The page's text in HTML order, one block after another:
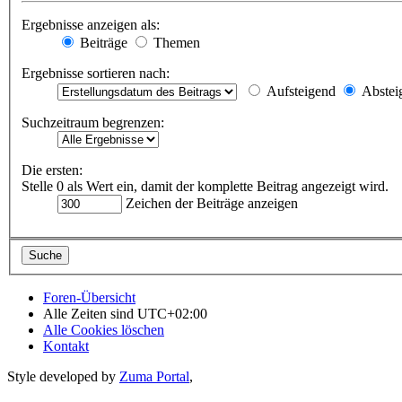
Ergebnisse anzeigen als:
Beiträge
Themen
Ergebnisse sortieren nach:
Aufsteigend
Suchzeitraum begrenzen:
Die ersten:
Stelle 0 als Wert ein, damit der komplette Beitrag angezeigt wird.
Zeichen der Beiträge anzeigen
Foren-Übersicht
Alle Zeiten sind UTC+02:00
Alle Cookies löschen
Kontakt
Style developed by Zuma Portal,